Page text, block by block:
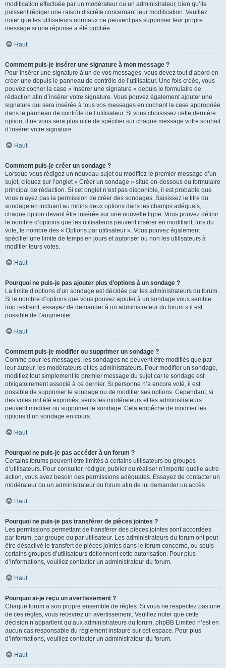
modification effectuée par un modérateur ou un administrateur, bien qu’ils
puissent rédiger une raison discrète concernant leur modification. Veuillez
noter que les utilisateurs normaux ne peuvent pas supprimer leur propre
message si une réponse a été publiée.
Haut
Comment puis-je insérer une signature à mon message ?
Pour insérer une signature à un de vos messages, vous devez tout d’abord en
créer une depuis le panneau de contrôle de l’utilisateur. Une fois créée, vous
pouvez cocher la case « Insérer une signature » depuis le formulaire de
rédaction afin d’insérer votre signature. Vous pouvez également ajouter une
signature qui sera insérée à tous vos messages en cochant la case appropriée
dans le panneau de contrôle de l’utilisateur. Si vous choisissez cette dernière
option, il ne vous sera plus utile de spécifier sur chaque message votre souhait
d’insérer votre signature.
Haut
Comment puis-je créer un sondage ?
Lorsque vous rédigez un nouveau sujet ou modifiez le premier message d’un
sujet, cliquez sur l’onglet « Créer un sondage » situé en-dessous du formulaire
principal de rédaction. Si cet onglet n’est pas disponible, il est probable que
vous n’ayez pas la permission de créer des sondages. Saisissez le titre du
sondage en incluant au moins deux options dans les champs adéquats,
chaque option devant être insérée sur une nouvelle ligne. Vous pouvez définir
le nombre d’options que les utilisateurs peuvent insérer en modifiant, lors du
vote, le nombre des « Options par utilisateur ». Vous pouvez également
spécifier une limite de temps en jours et autoriser ou non les utilisateurs à
modifier leurs votes.
Haut
Pourquoi ne puis-je pas ajouter plus d’options à un sondage ?
La limite d’options d’un sondage est décidée par les administrateurs du forum.
Si le nombre d’options que vous pouvez ajouter à un sondage vous semble
trop restreint, essayez de demander à un administrateur du forum s’il est
possible de l’augmenter.
Haut
Comment puis-je modifier ou supprimer un sondage ?
Comme pour les messages, les sondages ne peuvent être modifiés que par
leur auteur, les modérateurs et les administrateurs. Pour modifier un sondage,
modifiez tout simplement le premier message du sujet car le sondage est
obligatoirement associé à ce dernier. Si personne n’a encore voté, il est
possible de supprimer le sondage ou de modifier ses options. Cependant, si
des votes ont été exprimés, seuls les modérateurs et les administrateurs
peuvent modifier ou supprimer le sondage. Cela empêche de modifier les
options d’un sondage en cours.
Haut
Pourquoi ne puis-je pas accéder à un forum ?
Certains forums peuvent être limités à certains utilisateurs ou groupes
d’utilisateurs. Pour consulter, rédiger, publier ou réaliser n’importe quelle autre
action, vous avez besoin des permissions adéquates. Essayez de contacter un
modérateur ou un administrateur du forum afin de lui demander un accès.
Haut
Pourquoi ne puis-je pas transférer de pièces jointes ?
Les permissions permettant de transférer des pièces jointes sont accordées
par forum, par groupe ou par utilisateur. Les administrateurs du forum ont peut-
être désactivé le transfert de pièces jointes dans le forum concerné, ou seuls
certains groupes d’utilisateurs détiennent cette autorisation. Pour plus
d’informations, veuillez contacter un administrateur du forum.
Haut
Pourquoi ai-je reçu un avertissement ?
Chaque forum a son propre ensemble de règles. Si vous ne respectez pas une
de ces règles, vous recevrez un avertissement. Veuillez noter que cette
décision n’appartient qu’aux administrateurs du forum, phpBB Limited n’est en
aucun cas responsable du règlement instauré sur cet espace. Pour plus
d’informations, veuillez contacter un administrateur du forum.
Haut